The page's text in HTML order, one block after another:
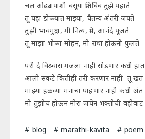
चल ओढ्यापाशी बसूया प्रतिबिंब तुझे पहाते
तू पहा डोळ्यात माझ्या, चैतन्य अंतरी जपते
तुझी भावमुद्रा, मी नित्य, प्रेमे, आनंदे पूजते
तू माझा भोळा मोहन, मी राधा होऊनी फुलते
परी दे विश्र्वास मजला नाही सोडणार कधी हात
आली संकटे कितीही तरी करणार नाही तू खंत
माझ्या हळव्या मनाचा पाहणार नाही कधी अंत
मी तुझीच होऊन मीरा जपेन भक्तीची वहीवाट
blog marathi-kavita poem